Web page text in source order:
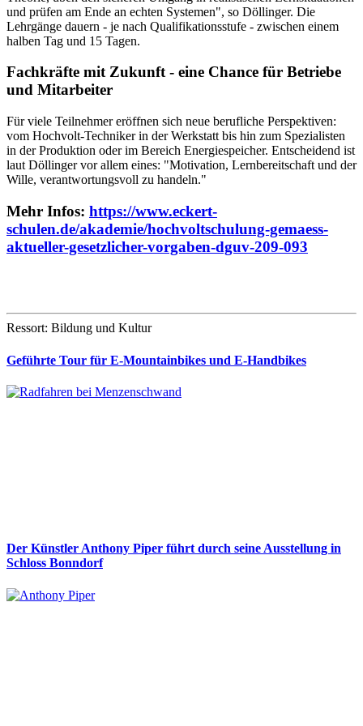
und prüfen am Ende an echten Systemen", so Döllinger. Die
Lehrgänge dauern - je nach Qualifikationsstufe - zwischen einem
halben Tag und 15 Tagen.
Fachkräfte mit Zukunft - eine Chance für Betriebe
und Mitarbeiter
Für viele Teilnehmer eröffnen sich neue berufliche Perspektiven:
vom Hochvolt-Techniker in der Werkstatt bis hin zum Spezialisten
in der Produktion oder im Bereich Energiespeicher. Entscheidend ist
laut Döllinger vor allem eines: "Motivation, Lernbereitschaft und der
Wille, verantwortungsvoll zu handeln."
Mehr Infos: https://www.eckert-
schulen.de/akademie/hochvoltschulung-gemaess-
aktueller-gesetzlicher-vorgaben-dguv-209-093
Ressort: Bildung und Kultur
Geführte Tour für E-Mountainbikes und E-Handbikes
Der Künstler Anthony Piper führt durch seine Ausstellung in
Schloss Bonndorf